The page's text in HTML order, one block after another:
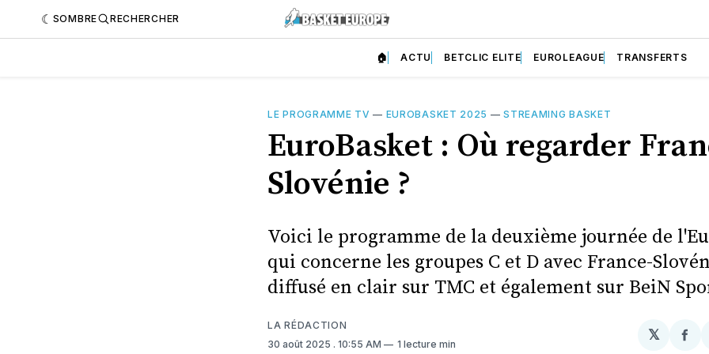
SOMBRE RECHERCHER
🏠 ACTU BETCLIC ELITE EUROLEAGUE TRANSFERTS
LE PROGRAMME TV — EUROBASKET 2025 —STREAMING BASKET
EuroBasket : Où regarder
Slovénie ?
Voici le programme de la deuxième journée de
qui concerne les groupes C et D avec France-
diffusé en clair sur TMC et également sur BeiN
LA RÉDACTION
30 août 2025 . 10:55 AM 1 lecture min
𝕏